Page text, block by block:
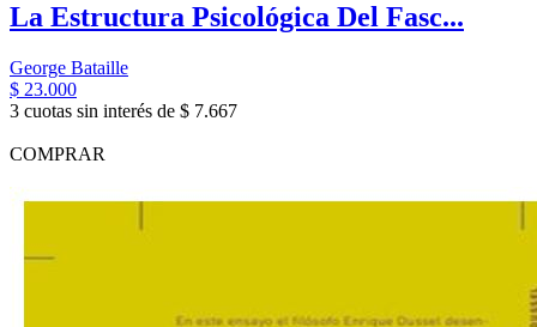
La Estructura Psicológica Del Fasc...
George Bataille
$ 23.000
3 cuotas sin interés de $ 7.667
COMPRAR